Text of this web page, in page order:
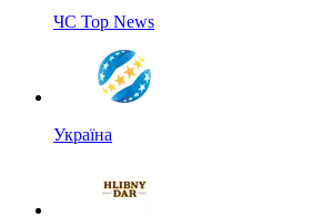
ЧС Top News
Україна